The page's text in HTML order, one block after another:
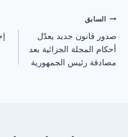
تصفّح
المقالات
السابق
صدور قانون جديد يعدّل
أحكام المجلة الجزائية بعد
مصادقة رئيس الجمهورية